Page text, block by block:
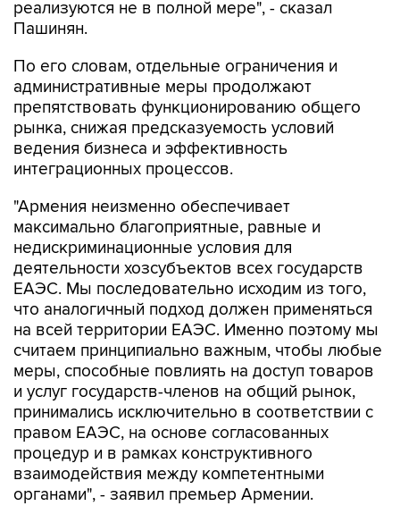
реализуются не в полной мере", - сказал
Пашинян.
По его словам, отдельные ограничения и
административные меры продолжают
препятствовать функционированию общего
рынка, снижая предсказуемость условий
ведения бизнеса и эффективность
интеграционных процессов.
"Армения неизменно обеспечивает
максимально благоприятные, равные и
недискриминационные условия для
деятельности хозсубъектов всех государств
ЕАЭС. Мы последовательно исходим из того,
что аналогичный подход должен применяться
на всей территории ЕАЭС. Именно поэтому мы
считаем принципиально важным, чтобы любые
меры, способные повлиять на доступ товаров
и услуг государств-членов на общий рынок,
принимались исключительно в соответствии с
правом ЕАЭС, на основе согласованных
процедур и в рамках конструктивного
взаимодействия между компетентными
органами", - заявил премьер Армении.